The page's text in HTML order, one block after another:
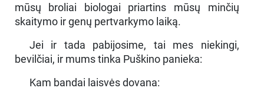
mūsų broliai biologai priartins mūsų minčių
skaitymo ir genų pertvarkymo laiką.
Jei ir tada pabijosime, tai mes niekingi,
bevilčiai, ir mums tinka Puškino panieka:
Kam bandai laisvės dovana: